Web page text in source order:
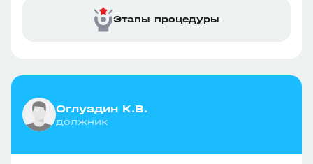
Этапы процедуры
Оглуздин К.В.
должник